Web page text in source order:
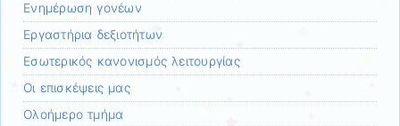
Ενημέρωση γονέων
Εργαστήρια δεξιοτήτων
Εσωτερικός κανονισμός λειτουργίας
Οι επισκέψεις μας
Ολοήμερο τμήμα